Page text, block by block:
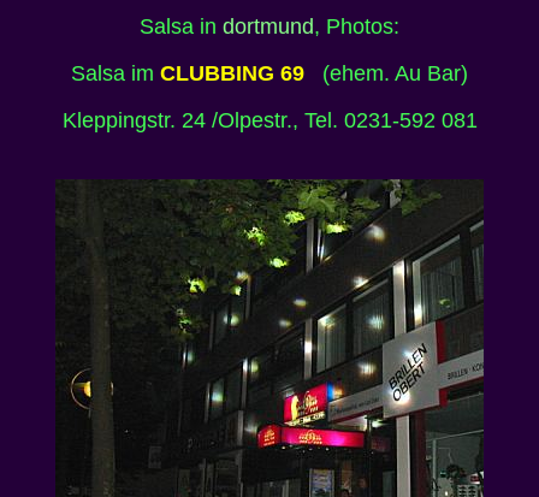
Salsa in dortmund, Photos:
Salsa im CLUBBING 69 (ehem. Au Bar)
Kleppingstr. 24 /Olpestr., Tel. 0231-592 081